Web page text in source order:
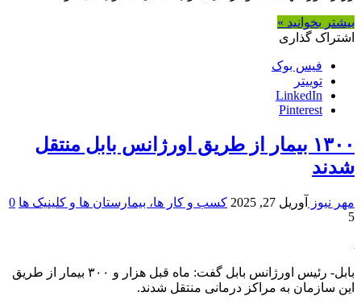
بیشتر بخوانید »
اشتراک گذاری
فیس بوک
توییتر
LinkedIn
Pinterest
۱۳۰۰ بیمار از طریق اورژانس بابل منتقل
شدند
مهر نیوز آوریل 27, 2025 کسب و کار ها، بیمارستان ها و کلینیک ها 0
5
بابل- رئیس اورژانس بابل گفت: ماه قبل هزار ‌و ۳۰۰ بیمار از طریق
این سازمان به مراکز درمانی منتقل شدند.